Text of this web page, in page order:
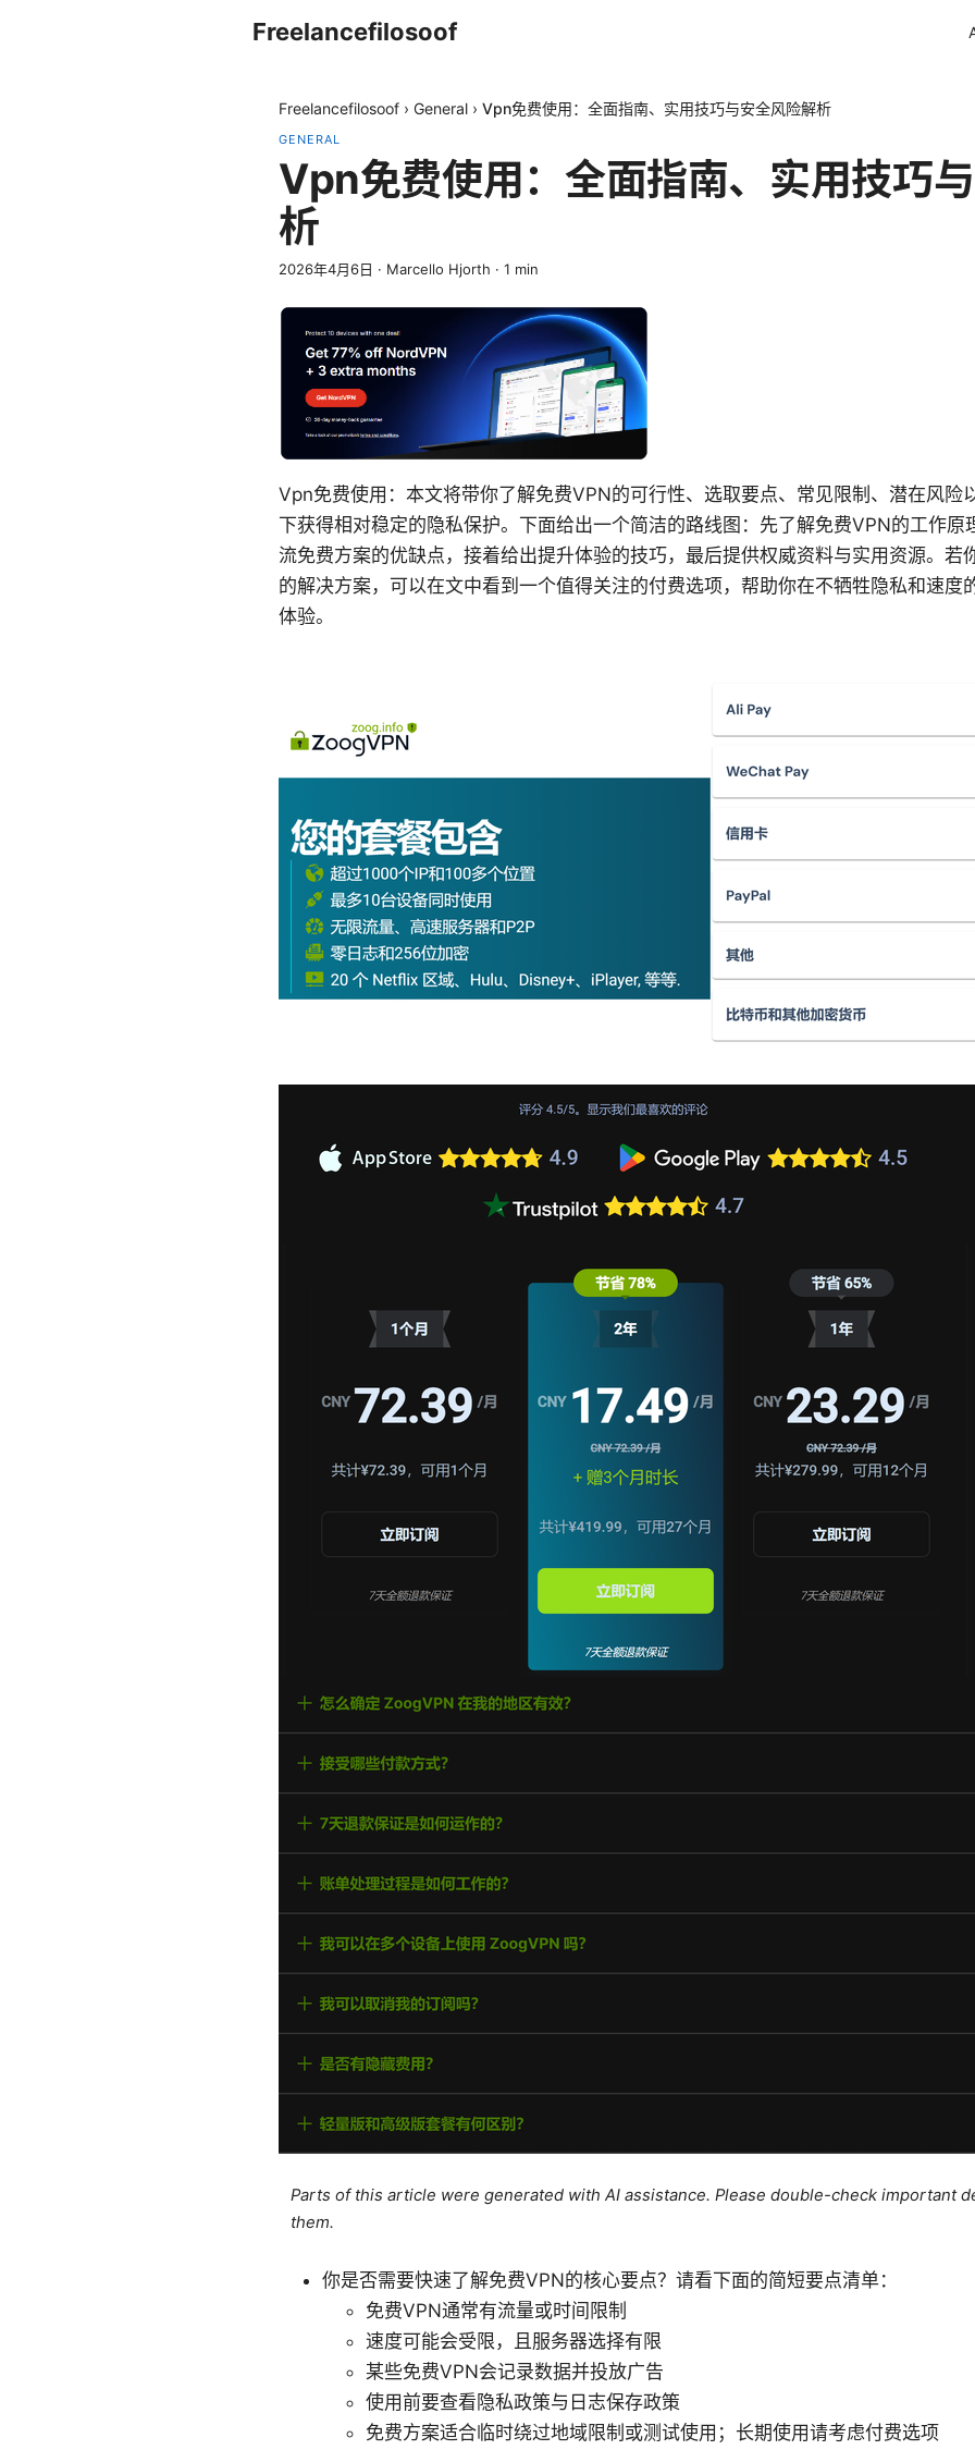
Freelancefilosoof
Freelancefilosoof › General › Vpn免费使用：全面指南、实用技巧与安全风险解析
GENERAL
Vpn免费使用：全面指南、实用技巧
析
2026年4月6日 · Marcello Hjorth · 1 min
Vpn免费使用：本文将带你了解免费VPN的可行性、选取要点、常见限制、潜在风险
下获得相对稳定的隐私保护。下面给出一个简洁的路线图：先了解免费VPN的工作原
流免费方案的优缺点，接着给出提升体验的技巧，最后提供权威资料与实用资源。若
的解决方案，可以在文中看到一个值得关注的付费选项，帮助你在不牺牲隐私和速度
体验。
Parts of this article were generated with AI assistance. Please double-check important
them.
你是否需要快速了解免费VPN的核心要点？请看下面的简短要点清单：
免费VPN通常有流量或时间限制
速度可能会受限，且服务器选择有限
某些免费VPN会记录数据并投放广告
使用前要查看隐私政策与日志保存政策
免费方案适合临时绕过地域限制或测试使用；长期使用请考虑付费选项